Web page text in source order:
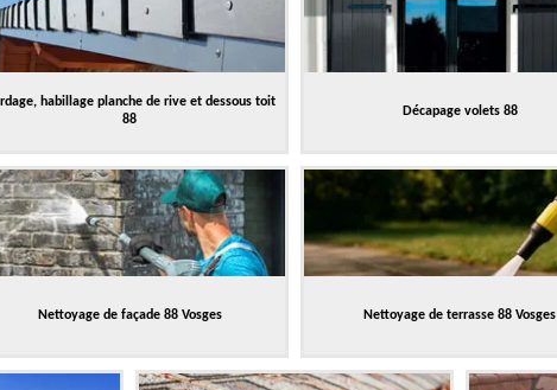
habillage planche de rive et dessous toit
88
Décapage volets 88
Nettoyage de façade 88 Vosges Nettoyage de terrasse 88 Vosges